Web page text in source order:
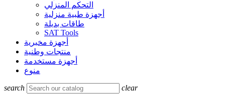
التحكم المنزلي
أجهزة طبية منزلية
طاقات بديلة
SAT Tools
أجهزة مخبرية
منتجات وطنية
أجهزة مستخدمة
منوع
search clear